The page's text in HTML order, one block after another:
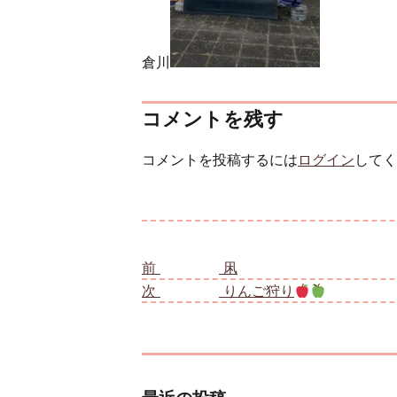
倉川
コメントを残す
コメントを投稿するには ログイン して
前
凩
次
りんご狩り